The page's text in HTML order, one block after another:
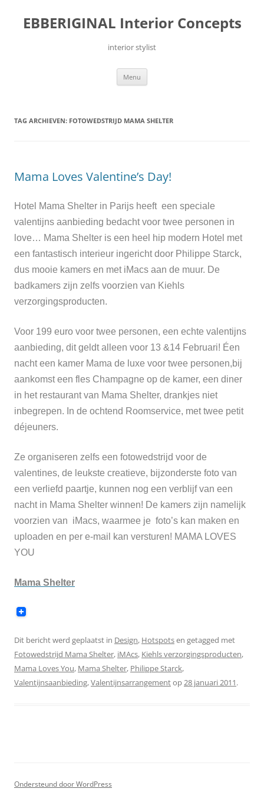
inhoud
EBBERIGINAL Interior Concepts
interior stylist
Menu
TAG ARCHIEVEN: FOTOWEDSTRIJD MAMA SHELTER
Mama Loves Valentine’s Day!
Hotel Mama Shelter in Parijs heeft een speciale
valentijns aanbieding bedacht voor twee personen in
love… Mama Shelter is een heel hip modern Hotel met
een fantastisch interieur ingericht door Philippe Starck,
dus mooie kamers en met iMacs aan de muur. De
badkamers zijn zelfs voorzien van Kiehls
verzorgingsproducten.
Voor 199 euro voor twee personen, een echte valentijns
aanbieding, dit geldt alleen voor 13 &14 Februari! Éen
nacht een kamer Mama de luxe voor twee personen,bij
aankomst een fles Champagne op de kamer, een diner
in het restaurant van Mama Shelter, drankjes niet
inbegrepen. In de ochtend Roomservice, met twee petit
déjeuners.
Ze organiseren zelfs een fotowedstrijd voor de
valentines, de leukste creatieve, bijzonderste foto van
een verliefd paartje, kunnen nog een verblijf van een
nacht in Mama Shelter winnen! De kamers zijn namelijk
voorzien van iMacs, waarmee je foto’s kan maken en
uploaden en per e-mail kan versturen! MAMA LOVES
YOU
Mama Shelter
Dit bericht werd geplaatst in Design, Hotspotsen getagged met
Fotowedstrijd Mama Shelter, iMAcs, Kiehls verzorgingsproducten,
Mama Loves You, Mama Shelter, Philippe Starck,
Valentijnsaanbieding,Valentijnsarrangementop28 januari 2011.
Ondersteund door WordPress